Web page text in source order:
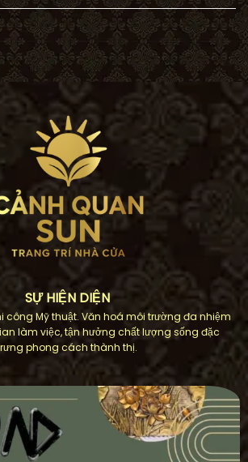
SỰ HIỆN DIỆN
công Mỹ thuật. Văn hoá môi trường đa nhiệm
làm việc, tận hưởng chất lượng sống đặc
phong cách thành thị.